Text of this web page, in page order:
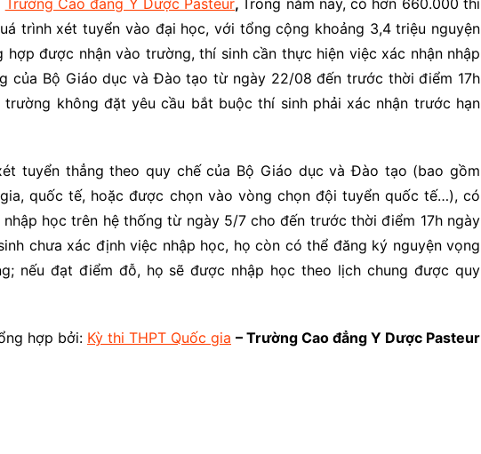
Trường Cao đẳng Y Dược Pasteur,Trong năm nay, có hơn 660.000 thí
trình xét tuyển vào đại học, với tổng cộng khoảng 3,4 triệu nguyện
được nhận vào trường, thí sinh cần thực hiện việc xác nhận nhập
của Bộ Giáo dục và Đào tạo từ ngày 22/08 đến trước thời điểm 17h
trường không đặt yêu cầu bắt buộc thí sinh phải xác nhận trước hạn
tuyển thẳng theo quy chế của Bộ Giáo dục và Đào tạo (bao gồm
quốc tế, hoặc được chọn vào vòng chọn đội tuyển quốc tế…), có
học trên hệ thống từ ngày 5/7 cho đến trước thời điểm 17h ngày
chưa xác định việc nhập học, họ còn có thể đăng ký nguyện vọng
nếu đạt điểm đỗ, họ sẽ được nhập học theo lịch chung được quy
hợp bởi: Kỳ thi THPT Quốc gia – Trường Cao đẳng Y Dược Pasteur